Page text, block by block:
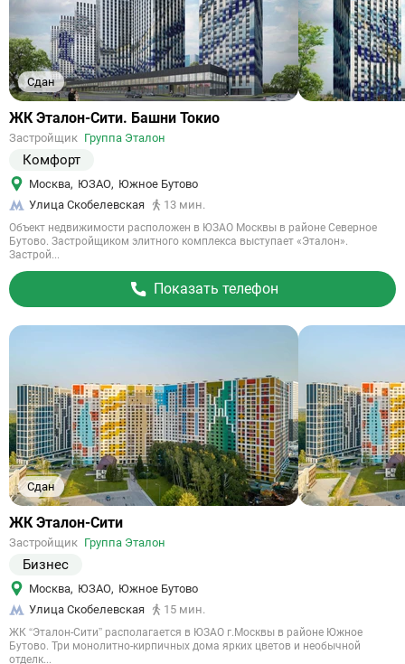
Сдан
Ссылка
объект
ЖК Эталон-Сити. Башни Токио
Застройщик Группа Эталон
Комфорт
Москва, ЮЗАО, Южное Бутово
Улица Скобелевская
13 мин.
Объект недвижимости расположен в ЮЗАО Москвы в районе Северное
Бутово. Застройщиком элитного комплекса выступает «Эталон».
Застрой...
Показать телефон
Сдан
Ссылка
объект
ЖК Эталон-Сити
Застройщик Группа Эталон
Бизнес
Москва, ЮЗАО, Южное Бутово
Улица Скобелевская
15 мин.
ЖК “Эталон-Сити” располагается в ЮЗАО г.Москвы в районе Южное
Бутово. Три монолитно-кирпичных дома ярких цветов и необычной
отделк...